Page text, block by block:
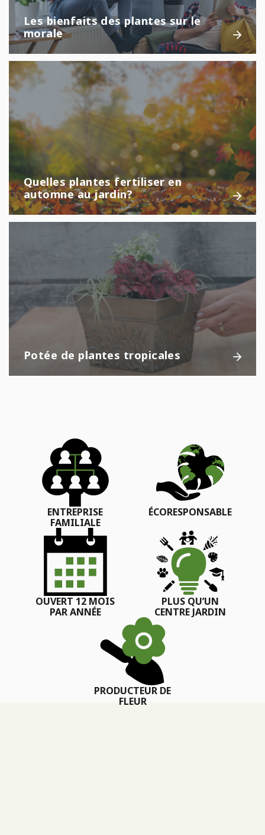
Les bienfaits des plantes sur le
morale
Quelles plantes fertiliser en
automne au jardin?
Potée de plantes tropicales
ENTREPRISE
FAMILIALE
ÉCORESPONSABLE
OUVERT 12 MOIS
PAR ANNÉE
PLUS QU’UN
CENTRE JARDIN
PRODUCTEUR DE
FLEUR